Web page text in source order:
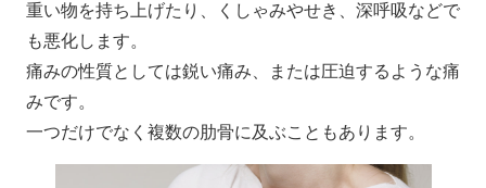
重い物を持ち上げたり、くしゃみやせき、深呼吸などで
も悪化します。
痛みの性質としては鋭い痛み、または圧迫するような痛
みです。
一つだけでなく複数の肋骨に及ぶこともあります。